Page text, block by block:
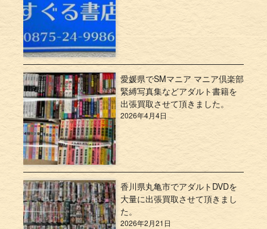
愛媛県でSMマニア マニア倶楽部
緊縛写真集などアダルト書籍を
出張買取させて頂きました。
2026年4月4日
香川県丸亀市でアダルトDVDを
大量に出張買取させて頂きまし
た。
2026年2月21日